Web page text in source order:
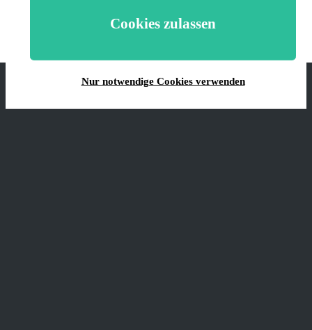
Cookies zulassen
Nur notwendige Cookies verwenden